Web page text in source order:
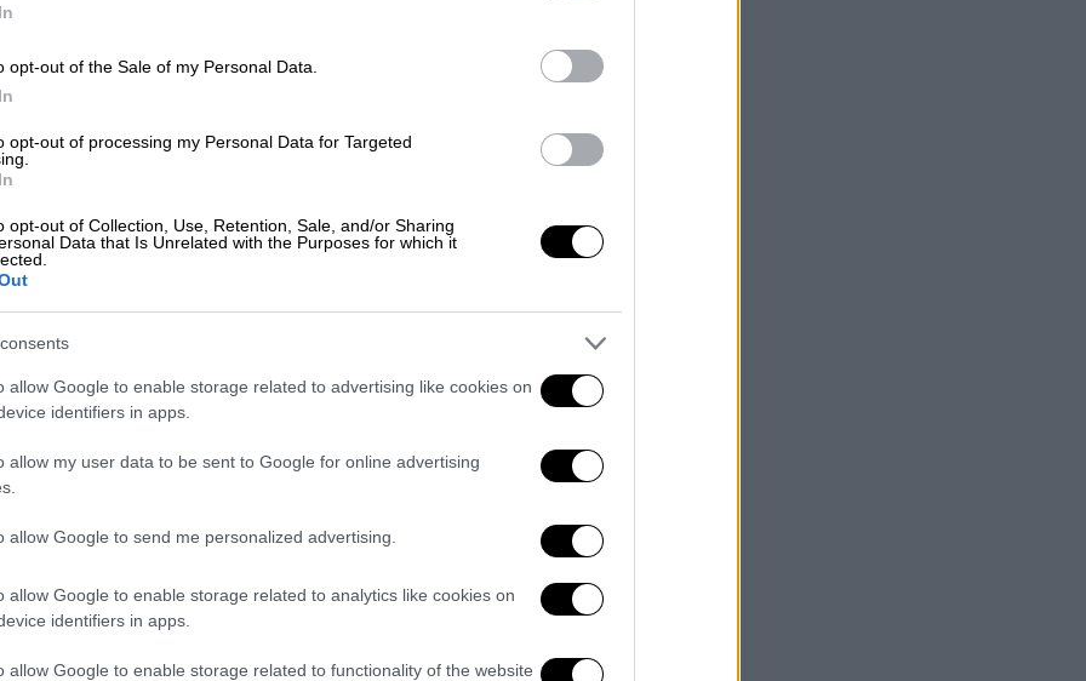
opt-out of the Sale of my Personal Data.
opt-out of processing my Personal Data for Targeted
opt-out of Collection, Use, Retention, Sale, and/or Sharing
Data that Is Unrelated with the Purposes for which it
allow Google to enable storage related to advertising like cookies on
identifiers in apps.
allow my user data to be sent to Google for online advertising
allow Google to send me personalized advertising.
allow Google to enable storage related to analytics like cookies on
identifiers in apps.
allow Google to enable storage related to functionality of the website
πυρκαγιά της Αττικής, το
Με24ωρη κάλυψητων εξελίξεων σε όλα
και τεχνικού μηχανισμού
(Εύα Αντωνοπούλου, Νίκος
τους άδεια, όπως και η Μίνα
8% και το κεντρικό δελτίο 9%. Η
Κρατημένος), ξεπέρασε και το 19%
δελτίο (Ευλαμπία Ρέβη) το 9,5%.
Παπαδέα, Γιάννης Ζιάκας, Μαρία
Ήρα Ορχάνη, Αναστασία
Μακρής, Παναγιώτης
Μπάμπης Γεωργάτος, Δημήτρης
Κώστας Τζουμάκας,
Δημήτρης Ζήσιμος, Βόιτεκ
ΕΘΝΟΣ θα παρεμβαίνει και τα προσβλητικά σχόλια θα